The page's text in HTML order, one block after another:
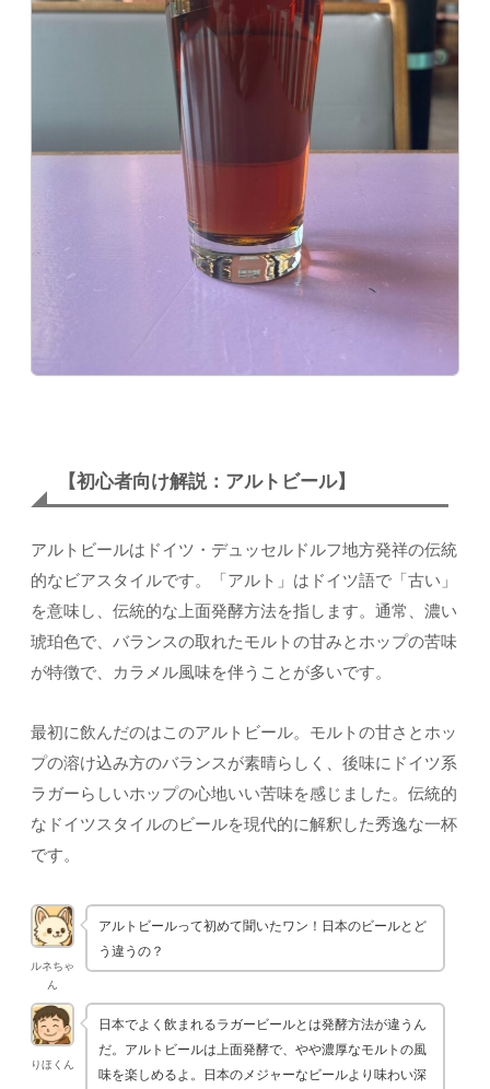
【初心者向け解説：アルトビール】
アルトビールはドイツ・デュッセルドルフ地方発祥の伝統
的なビアスタイルです。「アルト」はドイツ語で「古い」
を意味し、伝統的な上面発酵方法を指します。通常、濃い
琥珀色で、バランスの取れたモルトの甘みとホップの苦味
が特徴で、カラメル風味を伴うことが多いです。
最初に飲んだのはこのアルトビール。モルトの甘さとホッ
プの溶け込み方のバランスが素晴らしく、後味にドイツ系
ラガーらしいホップの心地いい苦味を感じました。伝統的
なドイツスタイルのビールを現代的に解釈した秀逸な一杯
です。
ルネちゃ
ん
アルトビールって初めて聞いたワン！日本のビールとど
う違うの？
りほくん
日本でよく飲まれるラガービールとは発酵方法が違うん
だ。アルトビールは上面発酵で、やや濃厚なモルトの風
味を楽しめるよ。日本のメジャーなビールより味わい深